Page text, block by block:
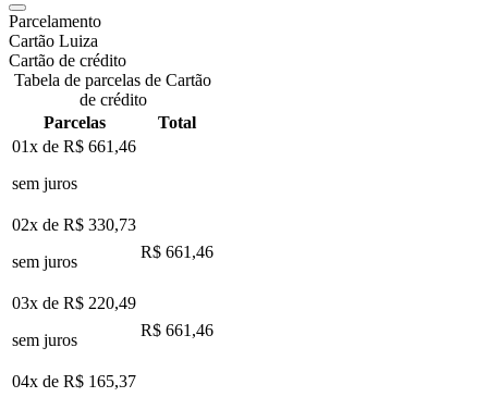
Parcelamento
Cartão Luiza
Cartão de crédito
Tabela de parcelas de Cartão
de crédito
Parcelas
Total
01x de R$ 661,46
sem juros
02x de R$ 330,73
sem juros
R$ 661,46
03x de R$ 220,49
sem juros
R$ 661,46
04x de R$ 165,37